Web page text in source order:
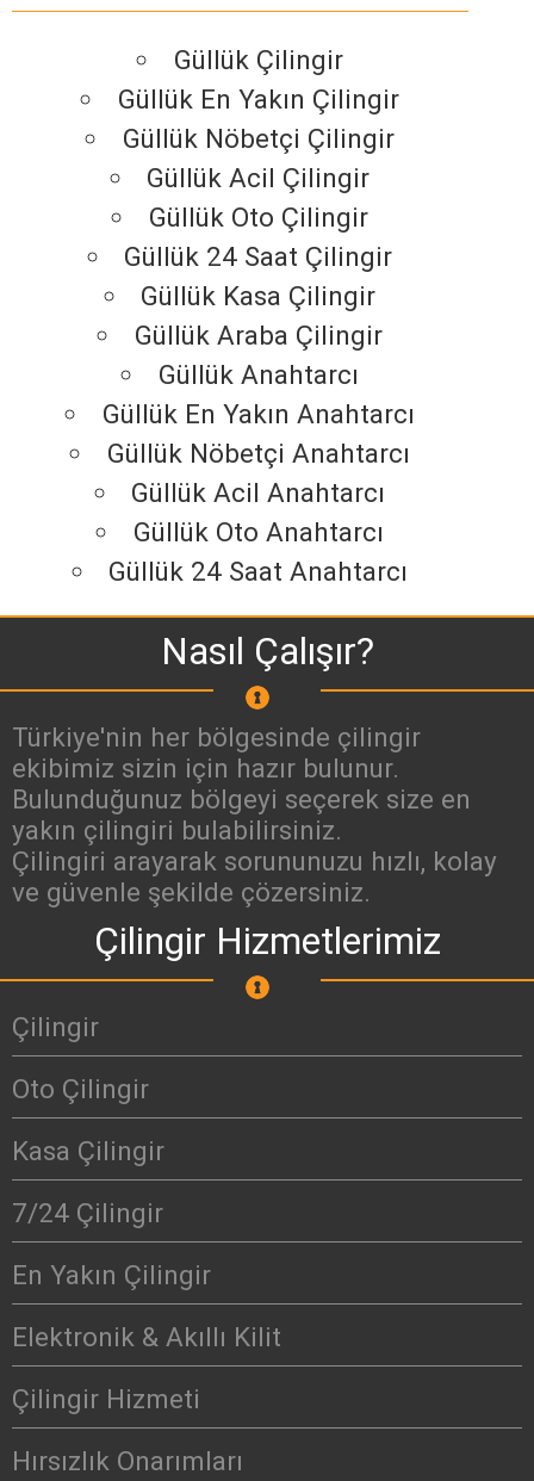
Güllük Çilingir
Güllük En Yakın Çilingir
Güllük Nöbetçi Çilingir
Güllük Acil Çilingir
Güllük Oto Çilingir
Güllük 24 Saat Çilingir
Güllük Kasa Çilingir
Güllük Araba Çilingir
Güllük Anahtarcı
Güllük En Yakın Anahtarcı
Güllük Nöbetçi Anahtarcı
Güllük Acil Anahtarcı
Güllük Oto Anahtarcı
Güllük 24 Saat Anahtarcı
Nasıl Çalışır?
Türkiye'nin her bölgesinde çilingir
ekibimiz sizin için hazır bulunur.
Bulunduğunuz bölgeyi seçerek size en
yakın çilingiri bulabilirsiniz.
Çilingiri arayarak sorununuzu hızlı, kolay
ve güvenle şekilde çözersiniz.
Çilingir Hizmetlerimiz
Çilingir
Oto Çilingir
Kasa Çilingir
7/24 Çilingir
En Yakın Çilingir
Elektronik & Akıllı Kilit
Çilingir Hizmeti
Hırsızlık Onarımları